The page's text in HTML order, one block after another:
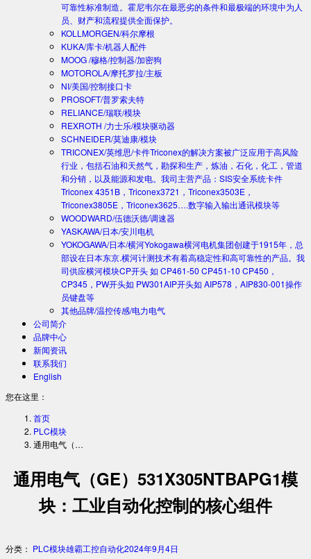
可靠性标准制造。霍尼韦尔在最恶劣的条件和最极端的环境中为人
员、财产和流程提供全面保护。
KOLLMORGEN/科尔摩根
KUKA/库卡/机器人配件
MOOG /穆格/控制器/加密狗
MOTOROLA/摩托罗拉/主板
NI/美国/控制接口卡
PROSOFT/普罗索夫特
RELIANCE/瑞联/模块
REXROTH /力士乐/模块驱动器
SCHNEIDER/莫迪康/模块
TRICONEX/英维思/卡件Triconex的解决方案被广泛应用于高风险
行业，包括石油和天然气，勘探和生产，炼油，石化，化工，管道
和分销，以及能源和发电。我司主营产品：SIS安全系统卡件
Triconex 4351B，Triconex3721，Triconex3503E，
Triconex3805E，Triconex3625….数字输入输出通讯模块等
WOODWARD/伍德沃德/调速器
YASKAWA/日本/安川电机
YOKOGAWA/日本/横河Yokogawa横河电机集团创建于1915年，总
部设在日本东京.横河计测技术有着高稳定性和高可靠性的产品。我
司供应横河模块CP开头 如 CP461-50 CP451-10 CP450，
CP345，PW开头如 PW301AIP开头如 AIP578，AIP830-001操作
员键盘等
其他品牌/温控传感/电力电气
公司简介
品牌中心
新闻资讯
联系我们
English
您在这里：
首页
PLC模块
通用电气（…
通用电气（GE）531X305NTBAPG1模
块：工业自动化控制的核心组件
分类： PLC模块雄霸工控自动化2024年9月4日